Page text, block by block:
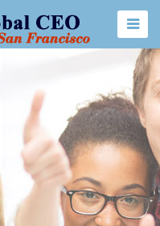
북5
북5